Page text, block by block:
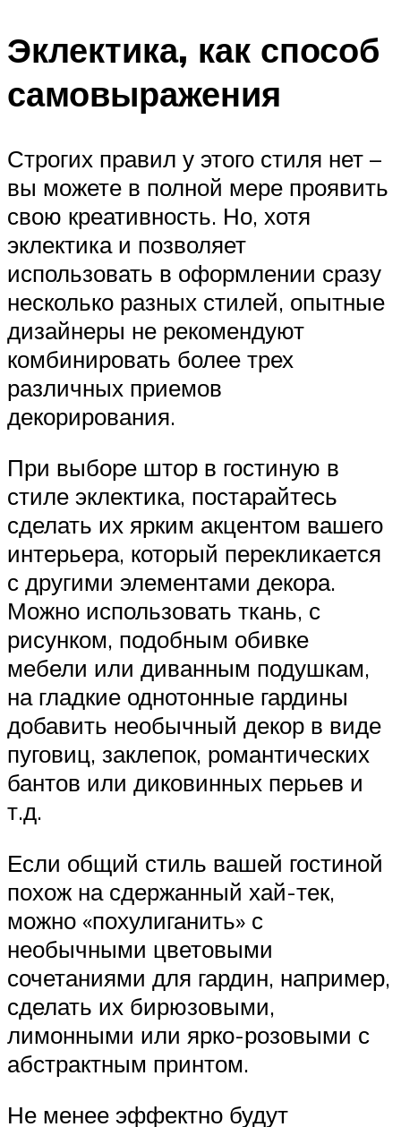
Эклектика, как способ
самовыражения
Строгих правил у этого стиля нет –
вы можете в полной мере проявить
свою креативность. Но, хотя
эклектика и позволяет
использовать в оформлении сразу
несколько разных стилей, опытные
дизайнеры не рекомендуют
комбинировать более трех
различных приемов
декорирования.
При выборе штор в гостиную в
стиле эклектика, постарайтесь
сделать их ярким акцентом вашего
интерьера, который перекликается
с другими элементами декора.
Можно использовать ткань, с
рисунком, подобным обивке
мебели или диванным подушкам,
на гладкие однотонные гардины
добавить необычный декор в виде
пуговиц, заклепок, романтических
бантов или диковинных перьев и
т.д.
Если общий стиль вашей гостиной
похож на сдержанный хай-тек,
можно «похулиганить» с
необычными цветовыми
сочетаниями для гардин, например,
сделать их бирюзовыми,
лимонными или ярко-розовыми с
абстрактным принтом.
Не менее эффектно будут